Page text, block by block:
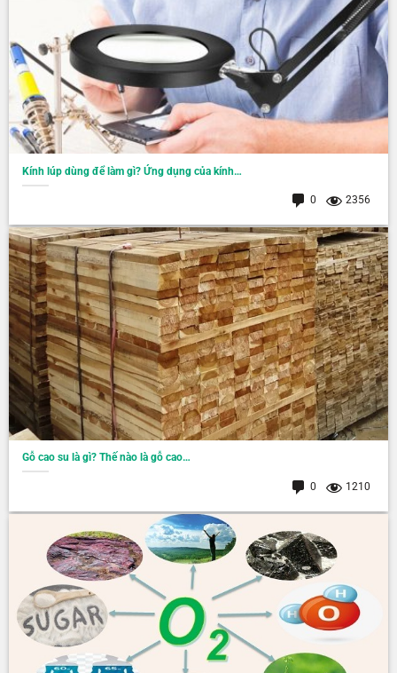
Kính lúp dùng để làm gì? Ứng dụng của kính…
0 2356
Gỗ cao su là gì? Thế nào là gỗ cao…
0 1210